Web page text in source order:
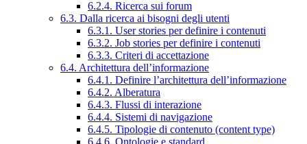
6.2.4. Ricerca sui forum
6.3. Dalla ricerca ai bisogni degli utenti
6.3.1. User stories per definire i contenuti
6.3.2. Job stories per definire i contenuti
6.3.3. Criteri di accettazione
6.4. Architettura dell’informazione
6.4.1. Definire l’architettura dell’informazione
6.4.2. Alberatura
6.4.3. Flussi di interazione
6.4.4. Sistemi di navigazione
6.4.5. Tipologie di contenuto (content type)
6.4.6. Ontologie e standard